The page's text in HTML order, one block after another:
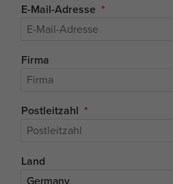
E-Mail-Adresse
Firma
Postleitzahl
Land